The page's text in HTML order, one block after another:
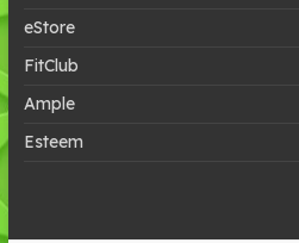
eStore
FitClub
Ample
Esteem